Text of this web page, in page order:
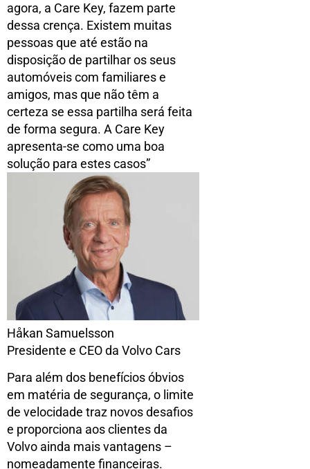
agora, a Care Key, fazem parte
dessa crença. Existem muitas
pessoas que até estão na
disposição de partilhar os seus
automóveis com familiares e
amigos, mas que não têm a
certeza se essa partilha será feita
de forma segura. A Care Key
apresenta-se como uma boa
solução para estes casos”
Håkan Samuelsson
Presidente e CEO da Volvo Cars
Para além dos benefícios óbvios
em matéria de segurança, o limite
de velocidade traz novos desafios
e proporciona aos clientes da
Volvo ainda mais vantagens –
nomeadamente financeiras.